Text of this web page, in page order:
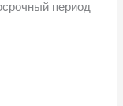
период